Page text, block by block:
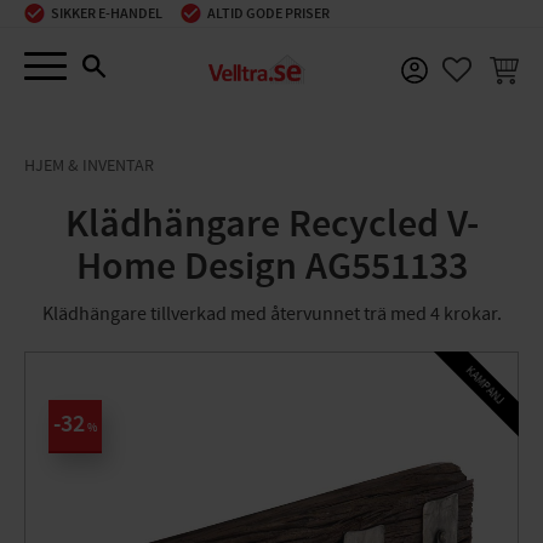
Menu
SIKKER E-HANDEL ALTID GODE PRISER
HJEM & INVENTAR
Klädhängare Recycled V-
Home Design AG551133
Klädhängare tillverkad med återvunnet trä med 4 krokar.
32 %
KAMPANJ